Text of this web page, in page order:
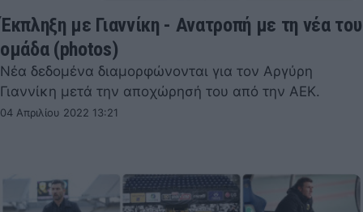
Έκπληξη με Γιαννίκη - Ανατροπή με τη νέα του
ομάδα (photos)
Νέα δεδομένα διαμορφώνονται για τον Αργύρη
Γιαννίκη μετά την αποχώρησή του από την ΑΕΚ.
04 Απριλίου 2022 13:21